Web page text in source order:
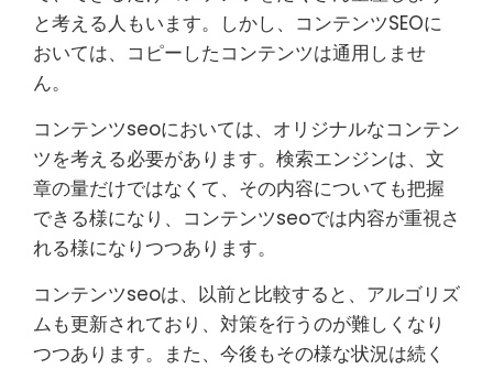
と考える人もいます。しかし、コンテンツSEOに
おいては、コピーしたコンテンツは通用しませ
ん。
コンテンツseoにおいては、オリジナルなコンテン
ツを考える必要があります。検索エンジンは、文
章の量だけではなくて、その内容についても把握
できる様になり、コンテンツseoでは内容が重視さ
れる様になりつつあります。
コンテンツseoは、以前と比較すると、アルゴリズ
ムも更新されており、対策を行うのが難しくなり
つつあります。また、今後もその様な状況は続く